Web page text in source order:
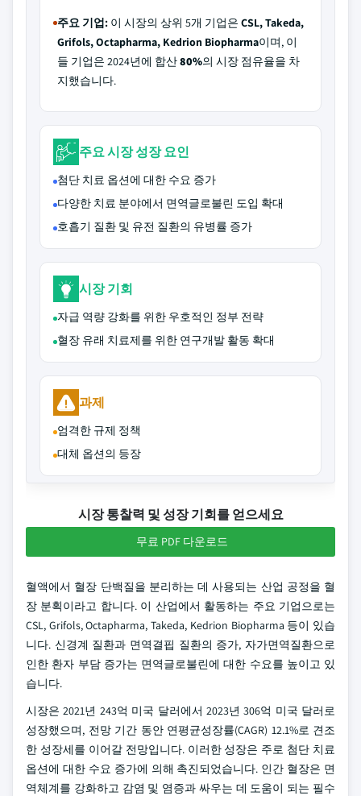
주요 기업: 이 시장의 상위 5개 기업은 CSL, Takeda,
Grifols, Octapharma, Kedrion Biopharma이며, 이
들 기업은 2024년에 합산80%의 시장 점유율을 차
지했습니다.
주요 시장 성장 요인
첨단 치료 옵션에 대한 수요 증가
다양한 치료 분야에서 면역글로불린 도입 확대
호흡기 질환 및 유전 질환의 유병률 증가
시장 기회
자급 역량 강화를 위한 우호적인 정부 전략
혈장 유래 치료제를 위한 연구개발 활동 확대
과제
엄격한 규제 정책
대체 옵션의 등장
시장 통찰력 및 성장 기회를 얻으세요
무료 PDF 다운로드
혈액에서 혈장 단백질을 분리하는 데 사용되는 산업 공정을 혈
장 분획이라고 합니다. 이 산업에서 활동하는 주요 기업으로는
CSL, Grifols, Octapharma, Takeda, Kedrion Biopharma 등이 있습
니다. 신경계 질환과 면역결핍 질환의 증가, 자가면역질환으로
인한 환자 부담 증가는 면역글로불린에 대한 수요를 높이고 있
습니다.
시장은 2021년 243억 미국 달러에서 2023년 306억 미국 달러로
성장했으며, 전망 기간 동안 연평균성장률(CAGR) 12.1%로 견조
한 성장세를 이어갈 전망입니다. 이러한 성장은 주로 첨단 치료
옵션에 대한 수요 증가에 의해 촉진되었습니다. 인간 혈장은 면
역체계를 강화하고 감염 및 염증과 싸우는 데 도움이 되는 필수